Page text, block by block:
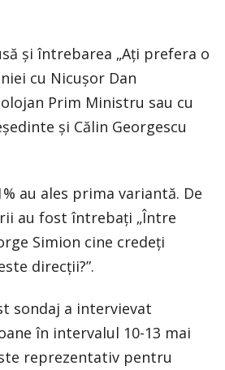
și întrebarea „Aţi prefera o
cu Nicuşor Dan
Prim Ministru sau cu
şi Călin Georgescu
au ales prima variantă. De
au fost întrebați „Între
Simion cine credeţi
direcţii?”.
sondaj a intervievat
în intervalul 10-13 mai
reprezentativ pentru